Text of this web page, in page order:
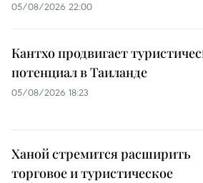
05/08/2026 22:00
Кантхо продвигает
потенциал в Таиланде
05/08/2026 18:23
Ханой стремится расширить
торговое и туристическое